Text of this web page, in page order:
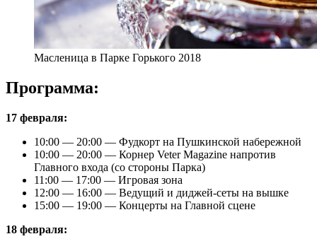
Масленица в Парке Горького 2018
Программа:
17 февраля:
10:00 — 20:00 — Фудкорт на Пушкинской набережной
10:00 — 20:00 — Корнер Veter Magazine напротив
Главного входа (со стороны Парка)
11:00 — 17:00 — Игровая зона
12:00 — 16:00 — Ведущий и диджей-сеты на вышке
15:00 — 19:00 — Концерты на Главной сцене
18 февраля: